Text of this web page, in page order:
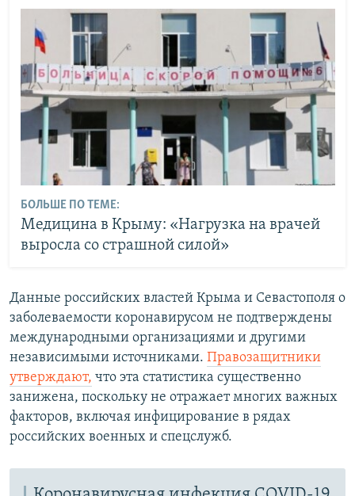
БОЛЬШЕ ПО ТЕМЕ:
Медицина в Крыму: «Нагрузка на врачей
выросла со страшной силой»
Данные российских властей Крыма и Севастополя о
заболеваемости коронавирусом не подтверждены
международными организациями и другими
независимыми источниками. Правозащитники
утверждают, что эта статистика существенно
занижена, поскольку не отражает многих важных
факторов, включая инфицирование в рядах
российских военных и спецслужб.